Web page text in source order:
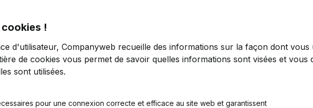
!
d'utilisateur, Companyweb recueille des informations sur la façon dont vous
de cookies vous permet de savoir quelles informations sont visées et vous
sont utilisées.
pour une connexion correcte et efficace au site web et garantissent